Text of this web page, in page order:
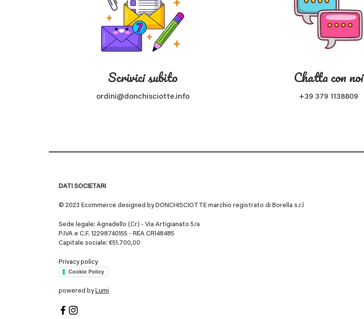
Scrivici subito
ordini@donchisciotte.info
Chatta con noi
+39 379 1138809
DATI SOCIETARI
© 2023 Ecommerce designed by DONCHISCIOTTE marchio registrato di Borella s.r.l
Sede legale: Agnadello (Cr) - Via Artigianato 5/a
P.IVA e C.F. 12298740155 - REA CR148485
Capitale sociale: €51.700,00
Privacy policy
Cookie Policy
powered by Lumi